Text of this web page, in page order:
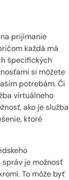
prijímanie
každá má
špecifických
si môžete
potrebám. Či
virtuálneho
ako je služba
ktoré
je možnosť
To môže byť